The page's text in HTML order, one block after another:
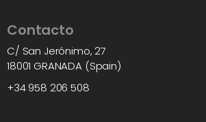
Contacto
C/ San Jerónimo, 27
18001 GRANADA (Spain)
+34 958 206 508